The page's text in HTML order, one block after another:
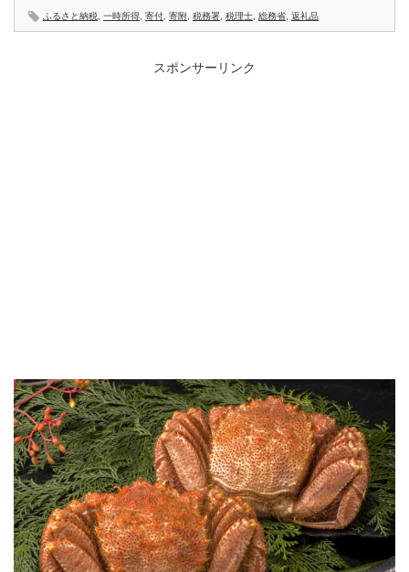
ふるさと納税 一時所得 寄付 寄附 税務署 税理士 総務省 返礼品
スポンサーリンク